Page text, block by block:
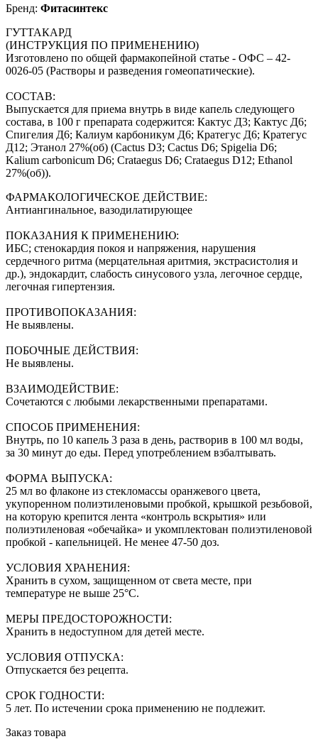
Бренд: Фитасинтекс
ГУТТАКАРД
(ИНСТРУКЦИЯ ПО ПРИМЕНЕНИЮ)
Изготовлено по общей фармакопейной статье - ОФС – 42-
0026-05 (Растворы и разведения гомеопатические).
СОСТАВ:
Выпускается для приема внутрь в виде капель следующего
состава, в 100 г препарата содержится: Кактус Д3; Кактус Д6;
Спигелия Д6; Калиум карбоникум Д6; Кратегус Д6; Кратегус
Д12; Этанол 27%(об) (Cactus D3; Cactus D6; Spigelia D6;
Kalium carbonicum D6; Crataegus D6; Crataegus D12; Ethanol
27%(об)).
ФАРМАКОЛОГИЧЕСКОЕ ДЕЙСТВИЕ:
Антиангинальное, вазодилатирующее
ПОКАЗАНИЯ К ПРИМЕНЕНИЮ:
ИБС; стенокардия покоя и напряжения, нарушения
сердечного ритма (мерцательная аритмия, экстрасистолия и
др.), эндокардит, слабость синусового узла, легочное сердце,
легочная гипертензия.
ПРОТИВОПОКАЗАНИЯ:
Не выявлены.
ПОБОЧНЫЕ ДЕЙСТВИЯ:
Не выявлены.
ВЗАИМОДЕЙСТВИЕ:
Сочетаются с любыми лекарственными препаратами.
СПОСОБ ПРИМЕНЕНИЯ:
Внутрь, по 10 капель 3 раза в день, растворив в 100 мл воды,
за 30 минут до еды. Перед употреблением взбалтывать.
ФОРМА ВЫПУСКА:
25 мл во флаконе из стекломассы оранжевого цвета,
укупоренном полиэтиленовыми пробкой, крышкой резьбовой,
на которую крепится лента «контроль вскрытия» или
полиэтиленовая «обечайка» и укомплектован полиэтиленовой
пробкой - капельницей. Не менее 47-50 доз.
УСЛОВИЯ ХРАНЕНИЯ:
Хранить в сухом, защищенном от света месте, при
температуре не выше 25°С.
МЕРЫ ПРЕДОСТОРОЖНОСТИ:
Хранить в недоступном для детей месте.
УСЛОВИЯ ОТПУСКА:
Отпускается без рецепта.
СРОК ГОДНОСТИ:
5 лет. По истечении срока применению не подлежит.
Заказ товара